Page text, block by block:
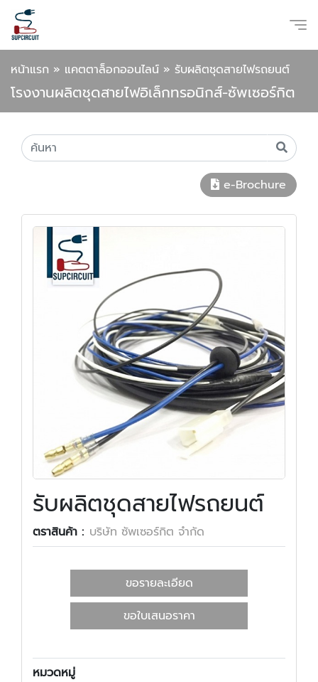
หน้าแรก » แคตตาล็อกออนไลน์ » รับผลิตชุดสายไฟรถยนต์
โรงงานผลิตชุดสายไฟอิเล็กทรอนิกส์-ซัพเซอร์กิต
e-Brochure
รับผลิตชุดสายไฟรถยนต์
ตราสินค้า : บริษัท ซัพเซอร์กิต จำกัด
ขอรายละเอียด
ขอใบเสนอราคา
หมวดหมู่